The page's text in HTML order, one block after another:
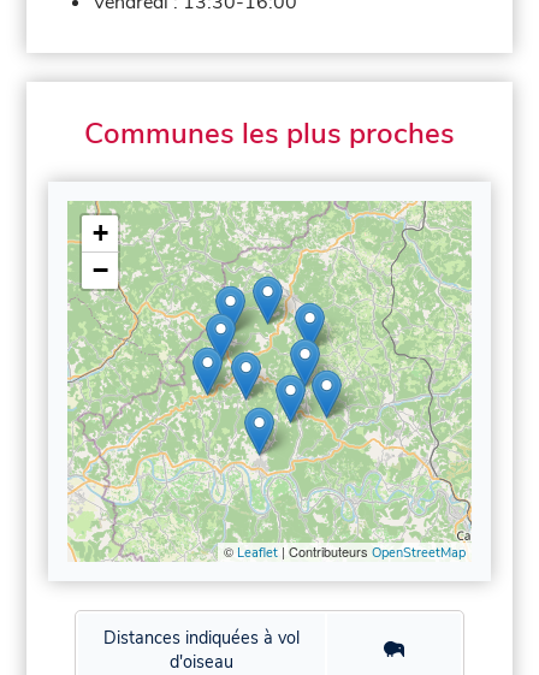
Communes les plus proches
+
−
© Leaflet| Contributeurs OpenStreetMap
Distances indiquées à vol
d'oiseau